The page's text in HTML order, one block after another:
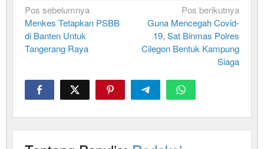
Navigasi
pos
Pos sebelumnya
Menkes Tetapkan PSBB
di Banten Untuk
Tangerang Raya
Pos berikutnya
Guna Mencegah Covid-
19, Sat Binmas Polres
Cilegon Bentuk Kampung
Siaga